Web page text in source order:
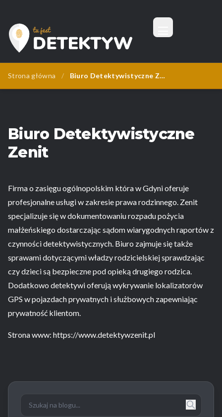
Tu Jest Detektyw
Menu
Strona główna / Biuro Detektywistyczne Zenit
Biuro Detektywistyczne
Zenit
Firma o zasięgu ogólnopolskim która w Gdyni oferuje
profesjonalne usługi w zakresie prawa rodzinnego. Zenit
specjalizuje się w dokumentowaniu rozpadu pożycia
małżeńskiego dostarczając sądom wiarygodnych raportów z
czynności detektywistycznych. Biuro zajmuje się także
sprawami dotyczącymi władzy rodzicielskiej sprawdzając
czy dzieci są bezpieczne pod opieką drugiego rodzica.
Dodatkowo detektywi oferują wykrywanie lokalizatorów
GPS w pojazdach prywatnych i służbowych zapewniając
prywatność klientom.
Strona www: https://www.detektywzenit.pl